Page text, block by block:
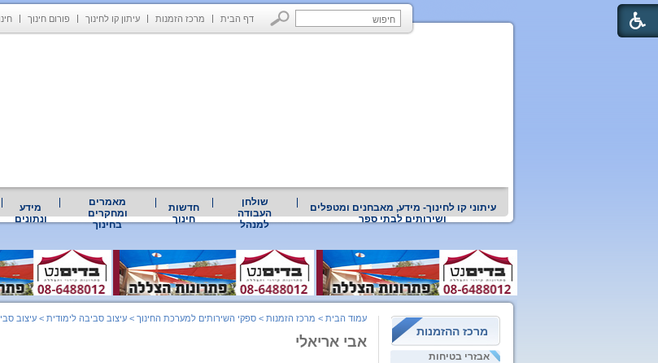
דף הבית מרכז הזמנות עיתון קו לחינוך פורום חינוך
עיתוני קו לחינוך- מידע, מאבחנים ומטפלים
ושירותים לבתי ספר
שולחן
העבודה
למנהל
חדשות
חינוך
מאמרים
ומחקרים
בחינוך
מידע
ונתונים
מרכז ההזמנות
אבזרי בטיחות
עמוד הבית > מרכז הזמנות > ספקי השירותים למערכת החינוך > עיצוב סביבה לימודית > עיצוב
אבי אריאלי